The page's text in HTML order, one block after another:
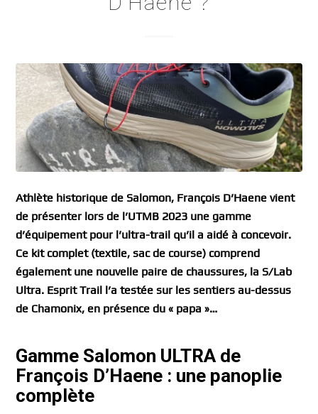
Athlète historique de Salomon, François D’Haene vient
de présenter lors de l’UTMB 2023 une gamme
d’équipement pour l’ultra-trail qu’il a aidé à concevoir.
Ce kit complet (textile, sac de course) comprend
également une nouvelle paire de chaussures, la S/Lab
Ultra. Esprit Trail l’a testée sur les sentiers au-dessus
de Chamonix, en présence du « papa »…
Gamme Salomon ULTRA de
François D’Haene : une panoplie
complète